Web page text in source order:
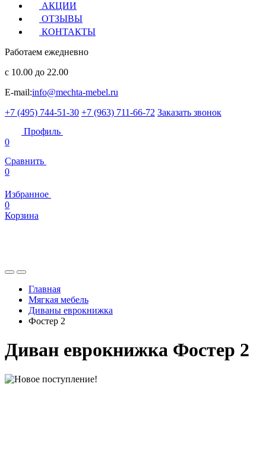
АКЦИИ
ОТЗЫВЫ
КОНТАКТЫ
Работаем ежедневно
с 10.00 до 22.00
E-mail:info@mechta-mebel.ru
+7 (495) 744-51-30 +7 (963) 711-66-72 Заказать звонок
Профиль
0
Сравнить
0
Избранное
0
Корзина
Главная
Мягкая мебель
Диваны еврокнижка
Фостер 2
Диван еврокнижка Фостер 2